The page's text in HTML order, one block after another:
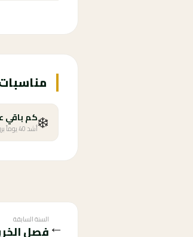
❄️كم باقي
أشد 40 يوماً برودة في الشتاء السعودي
← السنة السابقة
فصل